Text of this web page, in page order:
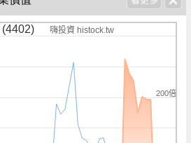
嗨投資 histock.tw
200倍